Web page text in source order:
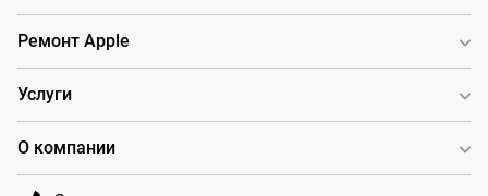
Ремонт Apple
Услуги
О компании